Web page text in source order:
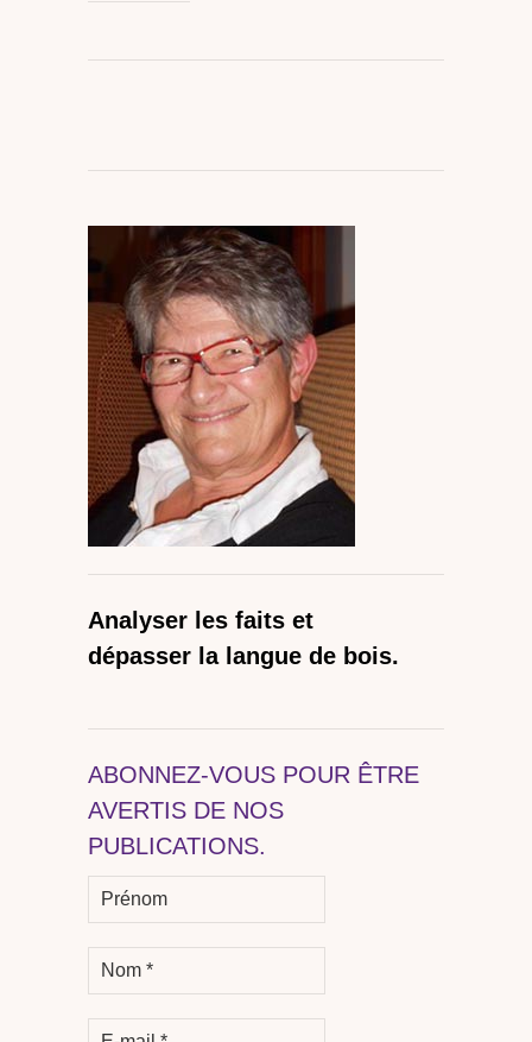
Analyser les faits et
dépasser la langue de bois.
ABONNEZ-VOUS POUR ÊTRE
AVERTIS DE NOS
PUBLICATIONS.